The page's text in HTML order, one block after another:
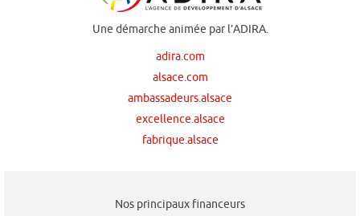
Une démarche animée par l’ADIRA.
adira.com
alsace.com
ambassadeurs.alsace
excellence.alsace
fabrique.alsace
Nos principaux financeurs